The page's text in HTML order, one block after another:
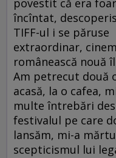
încîntat,
TIFF-ul i se păruse
extraordinar,
românească nouă
Am petrecut două
acasă, la o cafea,
multe întrebări
festivalul pe care
lansăm, mi-a
scepticismul lui